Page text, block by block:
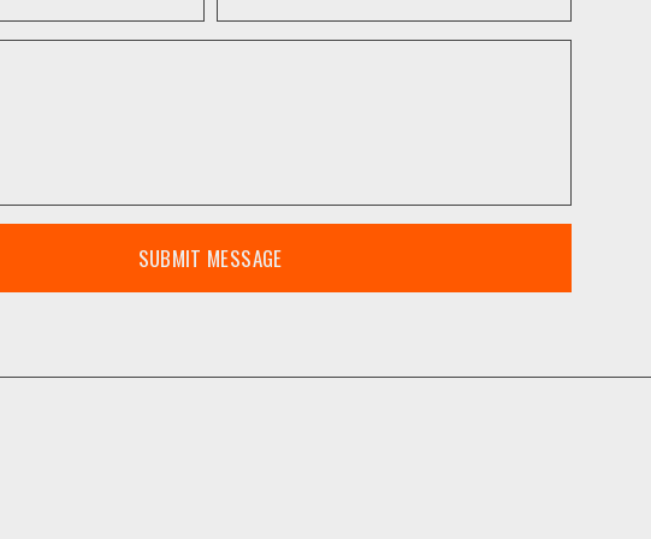
SUBMIT MESSAGE